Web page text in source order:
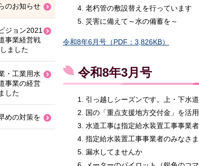
老朽管の敷設替えを行っています
災害に備えて～水の備蓄を～
令和8年6月号（PDF：3,826KB）
令和8年3月号
引っ越しシーズンです。上・下水
国の「重点支援地方交付金」を活
水道工事は指定給水装置工事事業
指定給水装置工事事業者のみなさ
漏水してませんか
のお知らせ
ジョン2021
事業経営戦
ました
・工業用水
事業の経営
した
めの対策を